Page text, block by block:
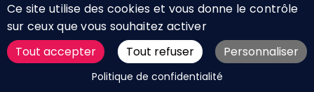
DEMANDER UN DEVIS
Ce site utilise des cookies et vous donne le contrôle
sur ceux que vous souhaitez activer
Tout accepter
Tout refuser Personnaliser
Politique de confidentialité